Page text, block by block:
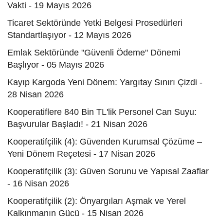
Vakti - 19 Mayıs 2026
Ticaret Sektöründe Yetki Belgesi Prosedürleri
Standartlaşıyor - 12 Mayıs 2026
Emlak Sektöründe "Güvenli Ödeme" Dönemi
Başlıyor - 05 Mayıs 2026
Kayıp Kargoda Yeni Dönem: Yargıtay Sınırı Çizdi -
28 Nisan 2026
Kooperatiflere 840 Bin TL'lik Personel Can Suyu:
Başvurular Başladı! - 21 Nisan 2026
Kooperatifçilik (4): Güvenden Kurumsal Çözüme –
Yeni Dönem Reçetesi - 17 Nisan 2026
Kooperatifçilik (3): Güven Sorunu ve Yapısal Zaaflar
- 16 Nisan 2026
Kooperatifçilik (2): Önyargıları Aşmak ve Yerel
Kalkınmanın Gücü - 15 Nisan 2026